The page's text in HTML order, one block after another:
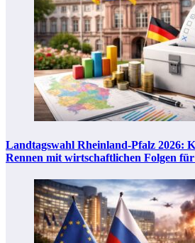
Landtagswahl Rheinland-Pfalz 2026:
Rennen mit wirtschaftlichen Folgen